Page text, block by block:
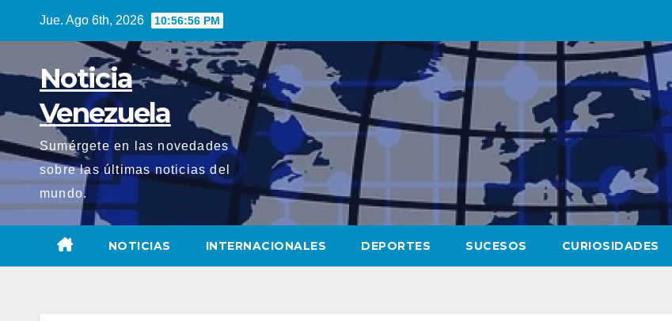
Jue. Ago 6th, 2026 10:56:57 PM
Noticia
Venezuela
Sumérgete en las novedades
sobre las últimas noticias del
mundo.
NOTICIAS INTERNACIONALES DEPORTES SUCESOS CURIOSIDADES